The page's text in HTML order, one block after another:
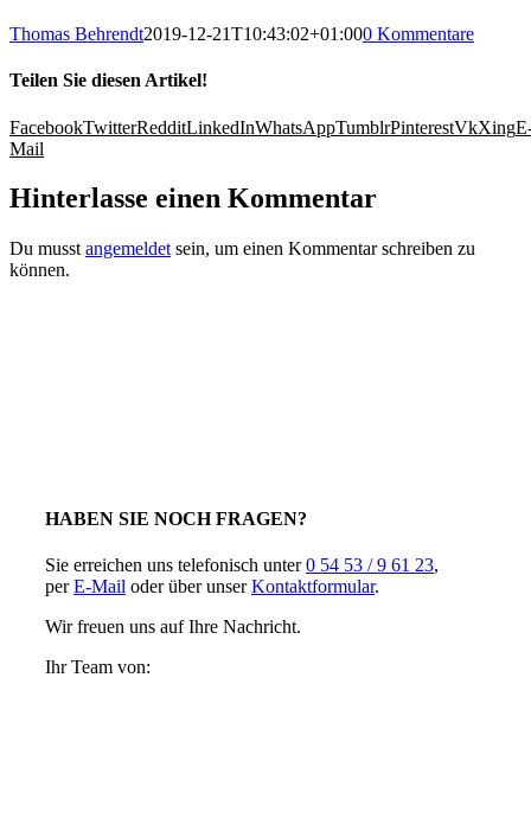
Thomas Behrendt2019-12-21T10:43:02+01:000 Kommentare
Teilen Sie diesen Artikel!
FacebookTwitterRedditLinkedInWhatsAppTumblrPinterestVkXing
Mail
Hinterlasse einen Kommentar
Du musst angemeldet sein, um einen Kommentar schreiben zu
können.
HABEN SIE NOCH FRAGEN?
Sie erreichen uns telefonisch unter0 54 53 / 9 61 23,
perE-Mail oder über unserKontaktformular.
Wir freuen uns auf Ihre Nachricht.
Ihr Team von: